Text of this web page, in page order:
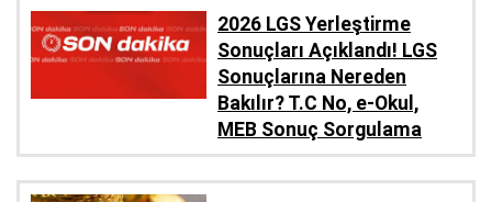
2026 LGS Yerleştirme
Sonuçları Açıklandı! LGS
Sonuçlarına Nereden
Bakılır? T.C No, e-Okul,
MEB Sonuç Sorgulama